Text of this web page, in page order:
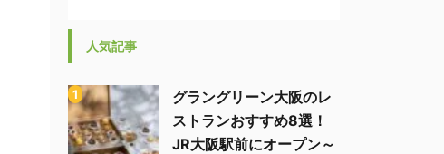
人気記事
グラングリーン大阪のレ
ストランおすすめ8選！
JR大阪駅前にオープン～